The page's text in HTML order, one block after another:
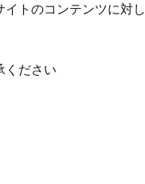
トのコンテンツに対し
ください